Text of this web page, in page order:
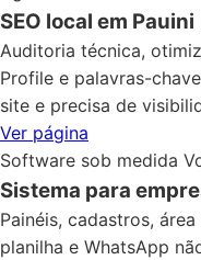
SEO local em Pauini
Auditoria técnica,
Profile e palavras-
site e precisa de
Ver página
Software sob medida
Sistema para
Painéis, cadastros,
planilha e WhatsApp